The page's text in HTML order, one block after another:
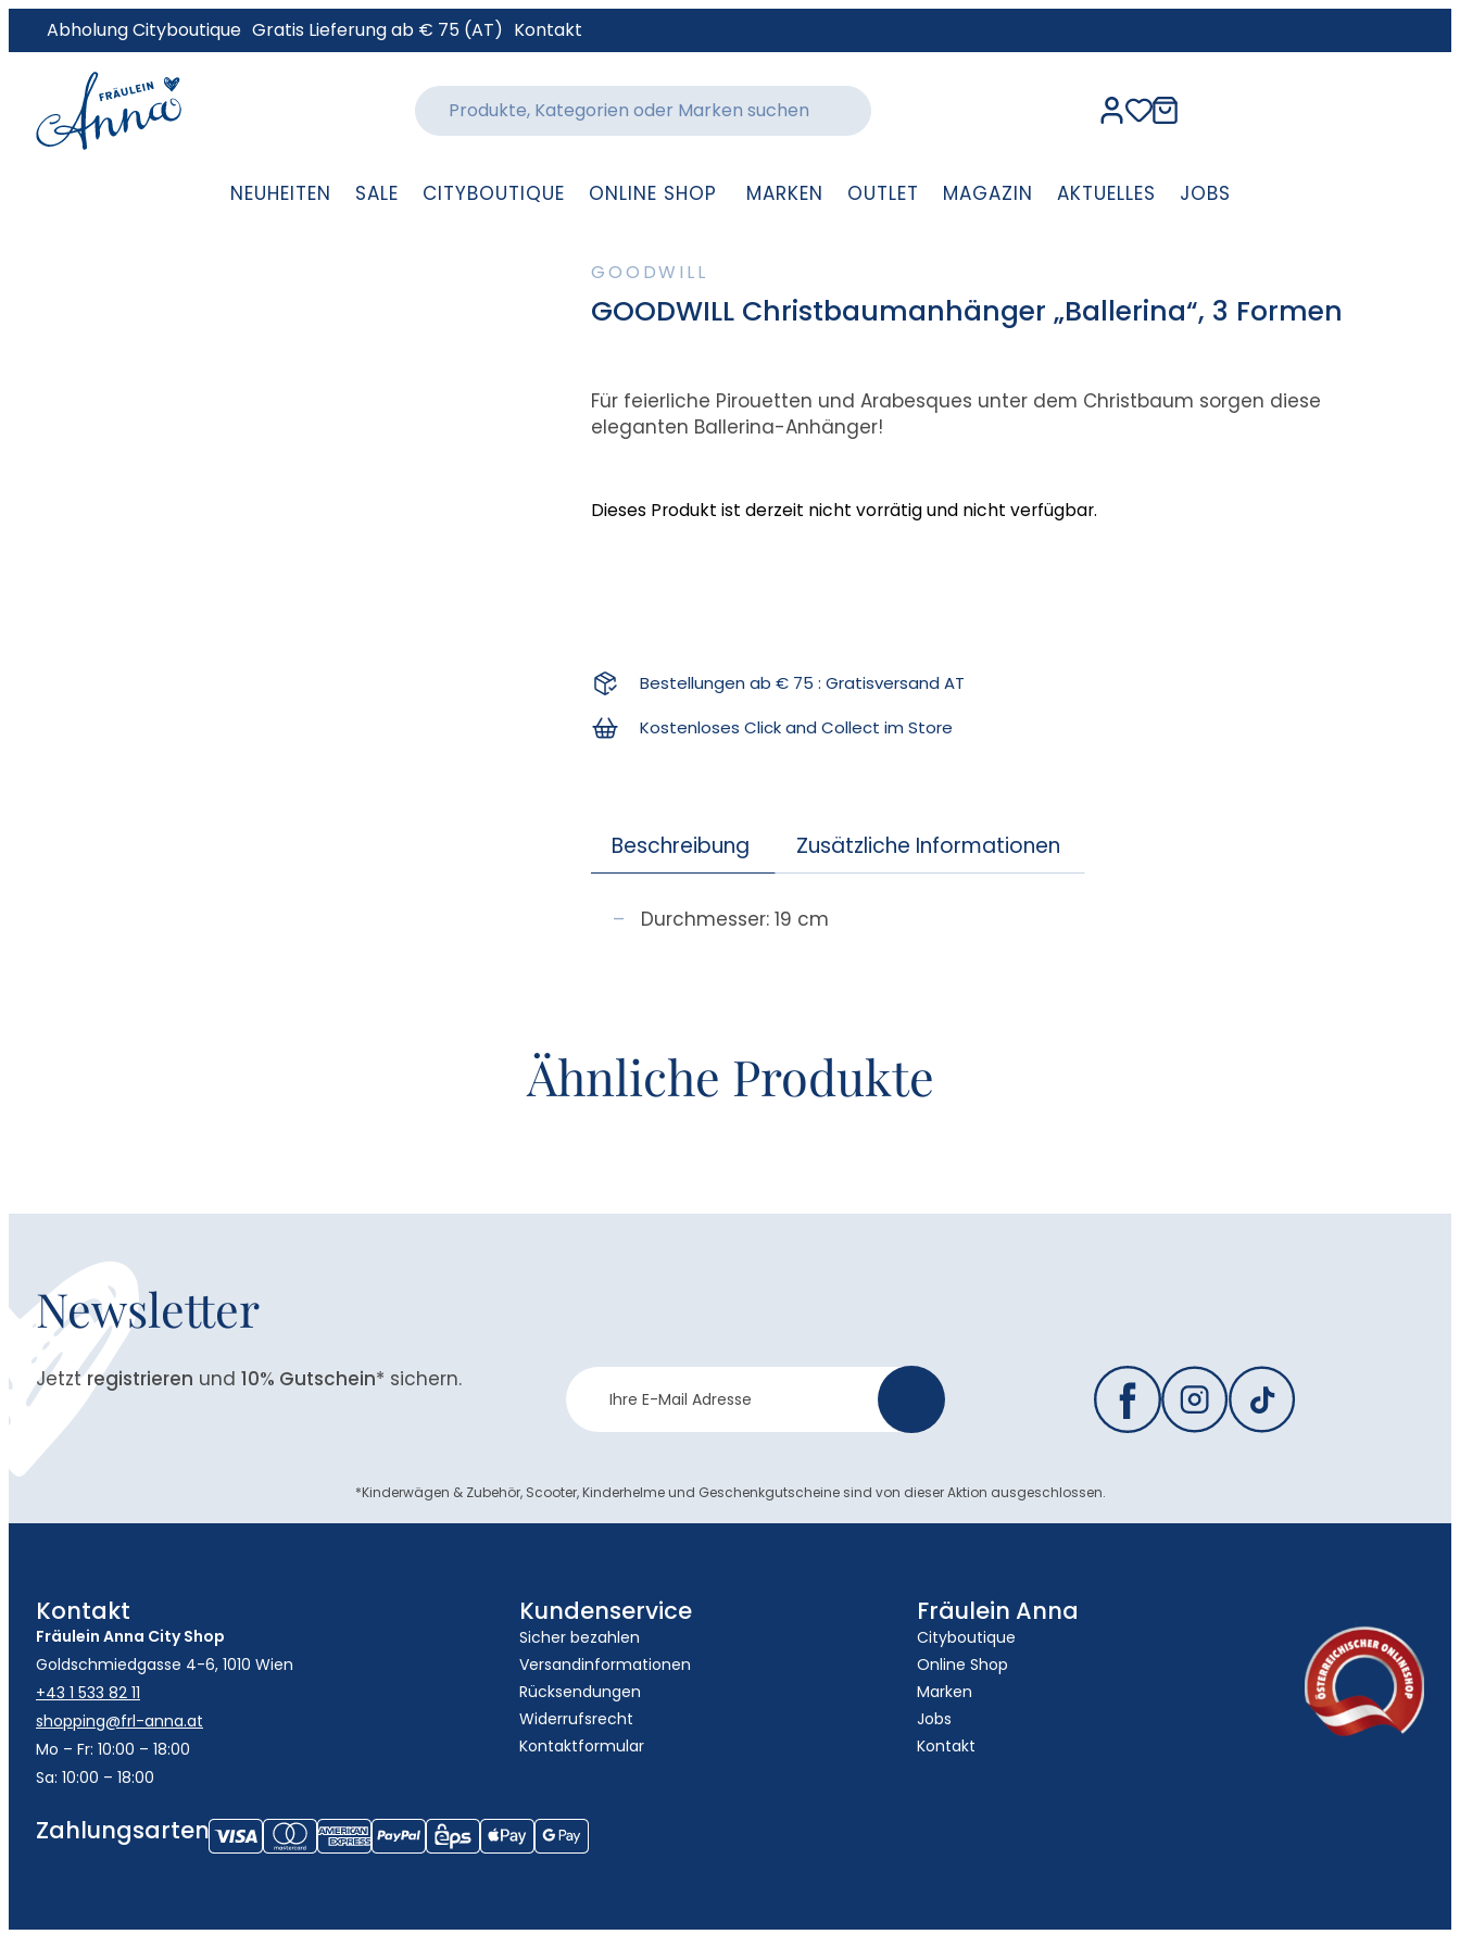
Abholung Cityboutique Gratis Lieferung ab € 75 (AT) Kontakt
NEUHEITEN SALE CITYBOUTIQUE ONLINE SHOP MARKEN OUTLET MAGAZIN AKTUELLES JOBS
GOODWILL
GOODWILL Christbaumanhänger „Ballerina“, 3 Formen
Für feierliche Pirouetten und Arabesques unter dem Christbaum sorgen diese
eleganten Ballerina-Anhänger!
Dieses Produkt ist derzeit nicht vorrätig und nicht verfügbar.
Bestellungen ab € 75 : Gratisversand AT
Kostenloses Click and Collect im Store
Beschreibung Zusätzliche Informationen
Durchmesser: 19 cm
Ähnliche Produkte
Newsletter
Jetztregistrieren und 10% Gutschein* sichern.
Newsletter
Anmeldung
*Kinderwägen & Zubehör, Scooter, Kinderhelme und Geschenkgutscheine sind von dieser Aktion ausgeschlossen.
Kontakt
Fräulein Anna City Shop
Goldschmiedgasse 4-6, 1010 Wien
+43 1 533 82 11
shopping@frl-anna.at
Mo – Fr: 10:00 – 18:00
Sa: 10:00 – 18:00
Kundenservice
Sicher bezahlen
Versandinformationen
Rücksendungen
Widerrufsrecht
Kontaktformular
Fräulein Anna
Cityboutique
Online Shop
Marken
Jobs
Kontakt
Zahlungsarten